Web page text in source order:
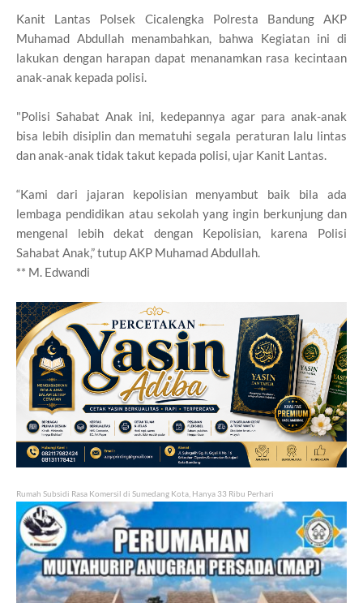
Kanit Lantas Polsek Cicalengka Polresta Bandung AKP
Muhamad Abdullah menambahkan, bahwa Kegiatan ini di
lakukan dengan harapan dapat menanamkan rasa kecintaan
anak-anak kepada polisi.
"Polisi Sahabat Anak ini, kedepannya agar para anak-anak
bisa lebih disiplin dan mematuhi segala peraturan lalu lintas
dan anak-anak tidak takut kepada polisi, ujar Kanit Lantas.
“Kami dari jajaran kepolisian menyambut baik bila ada
lembaga pendidikan atau sekolah yang ingin berkunjung dan
mengenal lebih dekat dengan Kepolisian, karena Polisi
Sahabat Anak,” tutup AKP Muhamad Abdullah.
** M. Edwandi
Rumah Subsidi Rasa Komersil di Sumedang Kota, Hanya 33 Ribu Perhari